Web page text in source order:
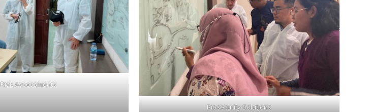
Risk Assessments
Biosecurity Solutions